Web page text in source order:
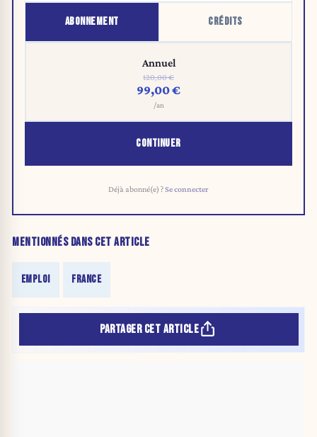
ABONNEMENT CRÉDITS
Annuel
120,00 €
99,00 €
/an
CONTINUER
Déjà abonné(e) ?Se connecter
MENTIONNÉS DANS CET ARTICLE
EMPLOI FRANCE
PARTAGER CET ARTICLE